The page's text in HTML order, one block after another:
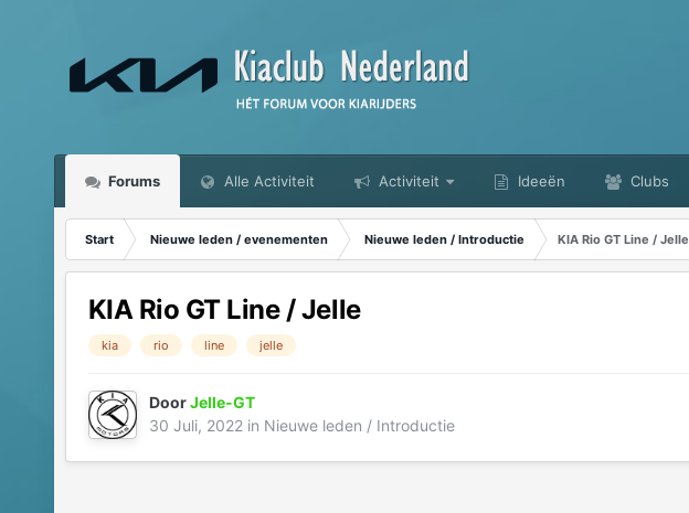
Forums Alle Activiteit Activiteit Ideeën Clubs
Start Nieuwe leden / evenementen Nieuwe leden / Introductie KIA Rio GT Line / Jelle
KIA Rio GT Line / Jelle
kia rio line jelle
DoorJelle-GT
30 Juli, 2022in Nieuwe leden / Introductie